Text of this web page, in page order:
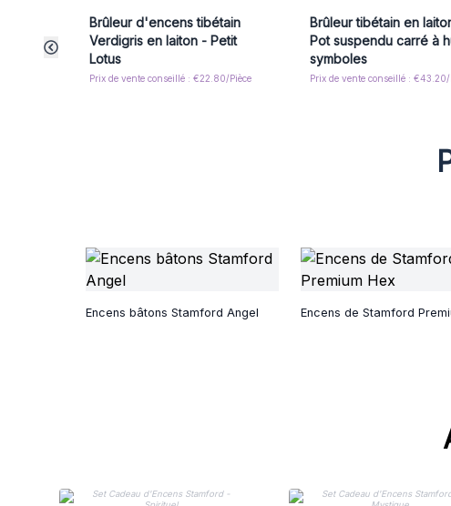
Brûleur d'encens tibétain
Verdigris en laiton - Petit
Lotus
Prix de vente conseillé : €22.80/Pièce
Brûleur tibétain en
Pot suspendu carré à
symboles
Prix de vente conseillé : €43.20/
Encens bâtons Stamford Angel Encens de Stamford